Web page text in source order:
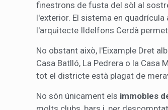
finestrons de fusta del sòl al
l'exterior. El sistema en
l'arquitecte Ildelfons Cerdà
No obstant això, l'Eixample Dret
Casa Batlló, La Pedrera o la Casa
tot el districte està plagat de
No són únicament els immobles